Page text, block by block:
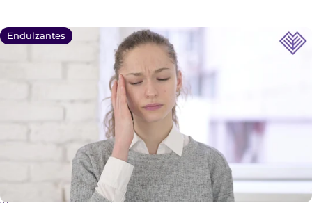
Buen producto muchas
Buen producto muchas
gracias
Endulzantes